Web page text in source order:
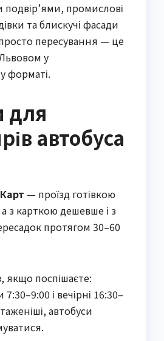
промислові
та блискучі фасади
пересування — це
Львовом у
форматі.
для
автобуса
— проїзд готівкою
з карткою дешевше і з
протягом 30–60
, якщо поспішаєте:
і вечірні 16:30–
автобуси